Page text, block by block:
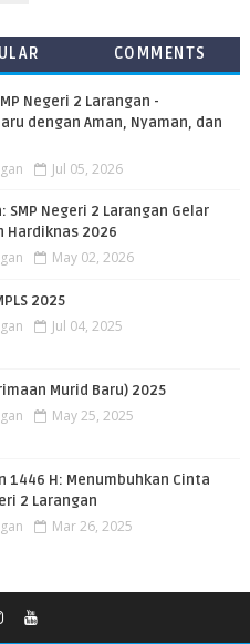
COMMENTS
Negeri 2 Larangan -
dengan Aman, Nyaman, dan
Jul 05, 2026
SMP Negeri 2 Larangan Gelar
Hardiknas 2026
May 02, 2026
2025
Jul 04, 2025
Murid Baru) 2025
May 25, 2025
1446 H: Menumbuhkan Cinta
2 Larangan
Mar 26, 2025